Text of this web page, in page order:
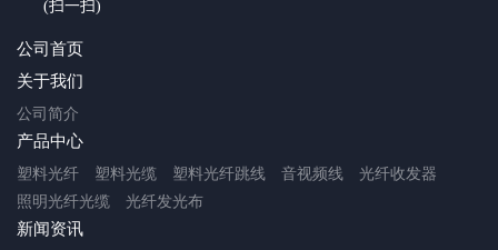
(扫一扫)
公司首页
关于我们
公司简介
产品中心
塑料光纤 塑料光缆 塑料光纤跳线 音视频线
光纤收发器
照明光纤光缆
光纤发光布
新闻资讯